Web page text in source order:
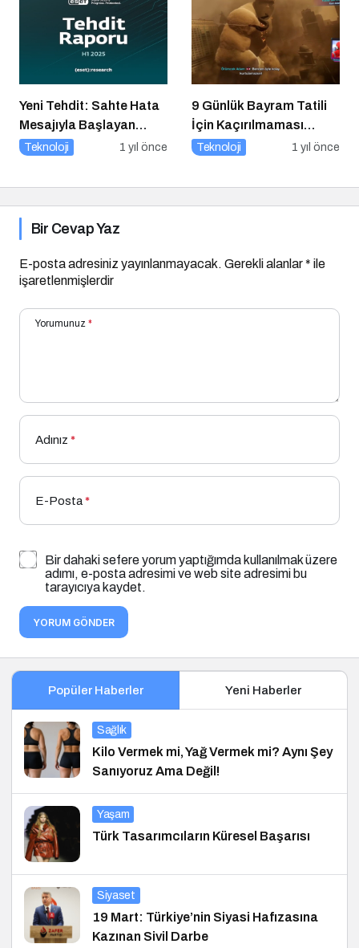
Yeni Tehdit: Sahte Hata
Mesajıyla Başlayan
Siber Saldırılar
Teknoloji 1 yıl önce
9 Günlük Bayram Tatili
İçin Kaçırılmaması
Gereken 8 Oyun
Teknoloji 1 yıl önce
Bir Cevap Yaz
E-posta adresiniz yayınlanmayacak. Gerekli alanlar* ile
işaretlenmişlerdir
Yorumunuz *
Adınız *
E-Posta*
Bir dahaki sefere yorum yaptığımda kullanılmak üzere
adımı, e-posta adresimi ve web site adresimi bu
tarayıcıya kaydet.
YORUM GÖNDER
Popüler Haberler Yeni Haberler
Sağlık
Kilo Vermek mi, Yağ Vermek mi? Aynı Şey
Sanıyoruz Ama Değil!
Yaşam
Türk Tasarımcıların Küresel Başarısı
Siyaset
19 Mart: Türkiye’nin Siyasi Hafızasına
Kazınan Sivil Darbe